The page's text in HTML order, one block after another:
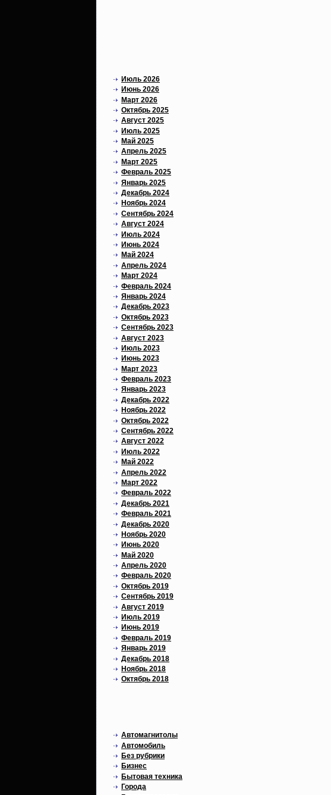
Июль 2026
Июнь 2026
Март 2026
Октябрь 2025
Август 2025
Июль 2025
Май 2025
Апрель 2025
Март 2025
Февраль 2025
Январь 2025
Декабрь 2024
Ноябрь 2024
Сентябрь 2024
Август 2024
Июль 2024
Июнь 2024
Май 2024
Апрель 2024
Март 2024
Февраль 2024
Январь 2024
Декабрь 2023
Октябрь 2023
Сентябрь 2023
Август 2023
Июль 2023
Июнь 2023
Март 2023
Февраль 2023
Январь 2023
Декабрь 2022
Ноябрь 2022
Октябрь 2022
Сентябрь 2022
Август 2022
Июль 2022
Май 2022
Апрель 2022
Март 2022
Февраль 2022
Декабрь 2021
Февраль 2021
Декабрь 2020
Ноябрь 2020
Июнь 2020
Май 2020
Апрель 2020
Февраль 2020
Октябрь 2019
Сентябрь 2019
Август 2019
Июль 2019
Июнь 2019
Февраль 2019
Январь 2019
Декабрь 2018
Ноябрь 2018
Октябрь 2018
Автомагнитолы
Автомобиль
Без рубрики
Бизнес
Бытовая техника
Города